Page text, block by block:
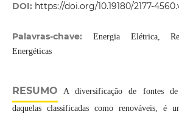
DOI: https://doi.org/10.19180/2177-
Palavras-chave:
Energia Elétrica,
Energéticas
RESUMO A diversificação de fontes de
daquelas classificadas como renováveis, é